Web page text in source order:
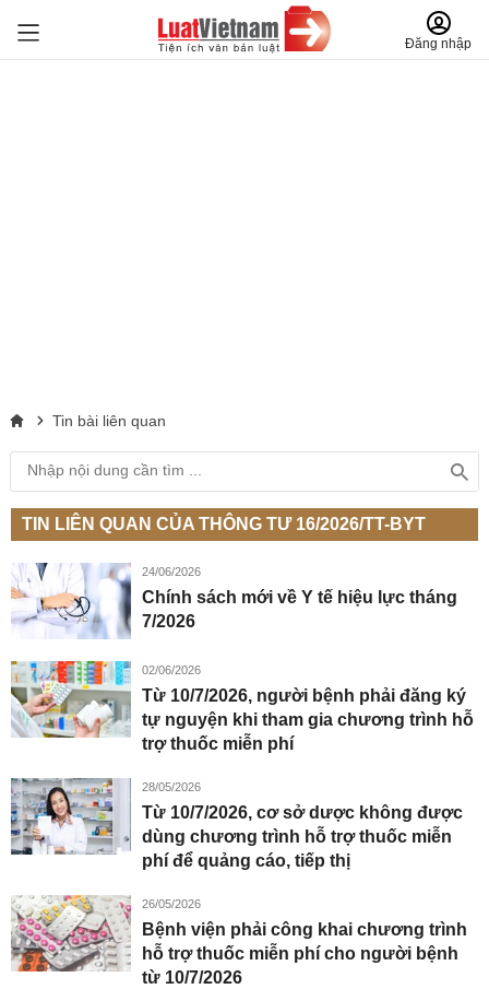
Đăng nhập
Tin bài liên quan
TIN LIÊN QUAN CỦA THÔNG TƯ 16/2026/TT-BYT
24/06/2026
Chính sách mới về Y tế hiệu lực tháng
7/2026
02/06/2026
Từ 10/7/2026, người bệnh phải đăng ký
tự nguyện khi tham gia chương trình hỗ
trợ thuốc miễn phí
28/05/2026
Từ 10/7/2026, cơ sở dược không được
dùng chương trình hỗ trợ thuốc miễn
phí để quảng cáo, tiếp thị
26/05/2026
Bệnh viện phải công khai chương trình
hỗ trợ thuốc miễn phí cho người bệnh
từ 10/7/2026